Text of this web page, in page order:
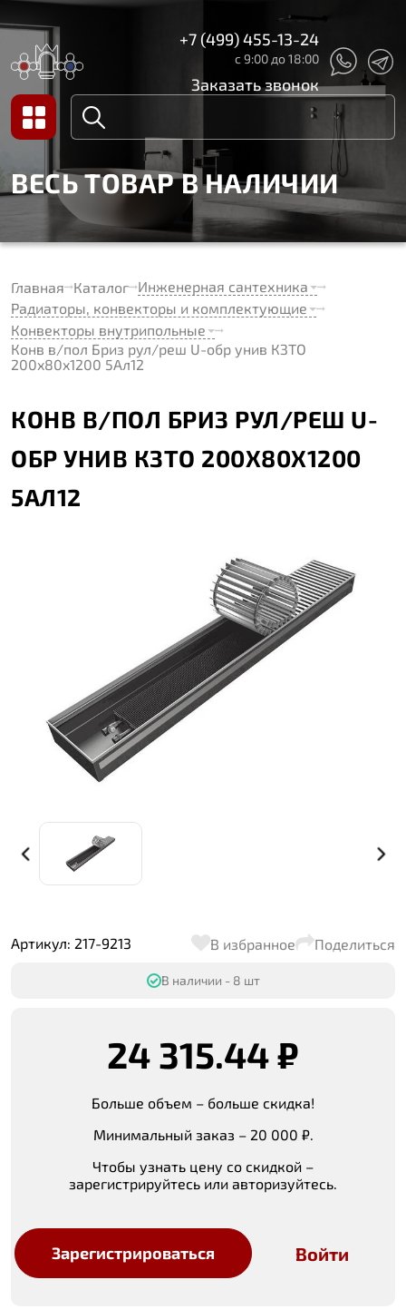
+7 (499) 455-13-24
с 9:00 до 18:00
Заказать звонок
ВЕСЬ ТОВАР В НАЛИЧИИ
Главная Каталог Инженерная сантехника
Радиаторы, конвекторы и комплектующие
Конвекторы внутрипольные
Конв в/пол Бриз рул/реш U-обр унив КЗТО
200x80x1200 5Ал12
КОНВ В/ПОЛ БРИЗ РУЛ/РЕШ U-
ОБР УНИВ КЗТО 200X80X1200
5АЛ12
Артикул: 217-9213 В избранное Поделиться
В наличии - 8 шт
24 315.44 ₽
Больше объем – больше скидка!
Минимальный заказ – 20 000 ₽.
Чтобы узнать цену со скидкой –
зарегистрируйтесь или авторизуйтесь.
Зарегистрироваться Войти